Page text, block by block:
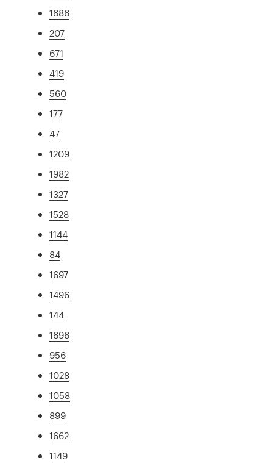
1686
207
671
419
560
177
47
1209
1982
1327
1528
1144
84
1697
1496
144
1696
956
1028
1058
899
1662
1149